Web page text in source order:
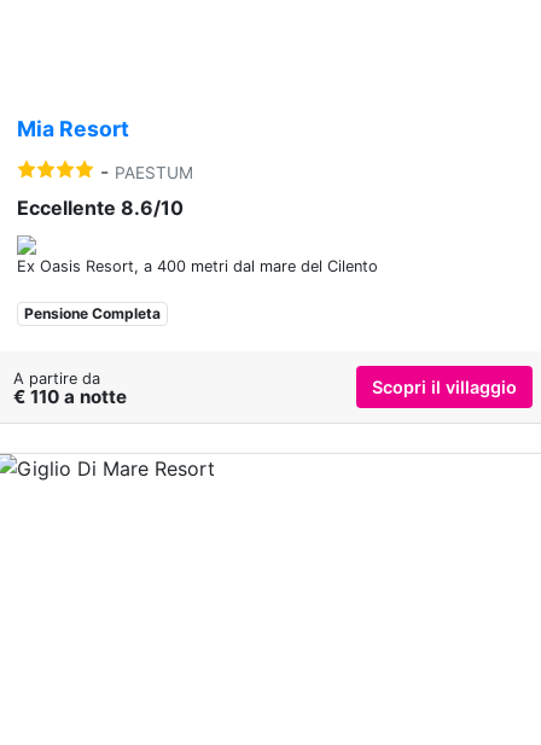
Mia Resort
- PAESTUM
Eccellente 8.6/10
Ex Oasis Resort, a 400 metri dal mare del Cilento
Pensione Completa
A partire da
€ 110 a notte Scopri il villaggio